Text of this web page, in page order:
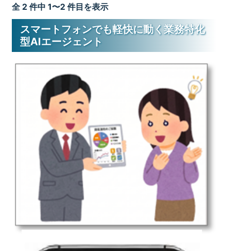
全 2 件中 1〜2 件目を表示
スマートフォンでも軽快に動く業務特化
型AIエージェント